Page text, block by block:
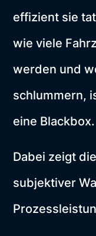
effizient sie
wie viele
werden und
schlummern,
eine Blackbox.
Dabei zeigt
subjektiver